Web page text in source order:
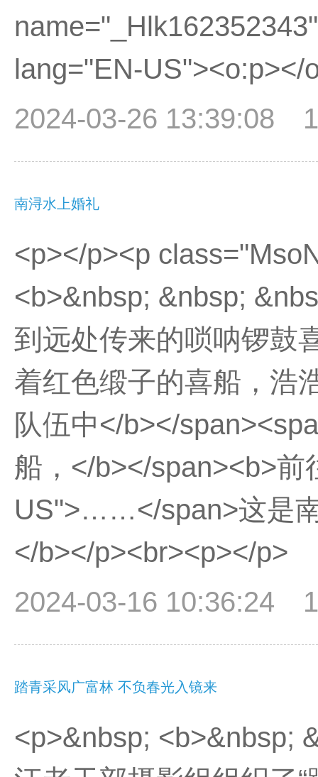
lang="EN-US"><o:p></
2024-03-26 13:39:08
南浔水上婚礼
<p></p><p
<b>&nbsp; &nbsp;
到远处传来的唢呐锣鼓
着红色缎子的喜船，浩
队伍中</b></
船，</b></span><b>
US">……</span>这是
</b></p><br><p></p>
2024-03-16 10:36:24
踏青采风广富林 不负春光入镜来
<p>&nbsp; <b>&nbsp;